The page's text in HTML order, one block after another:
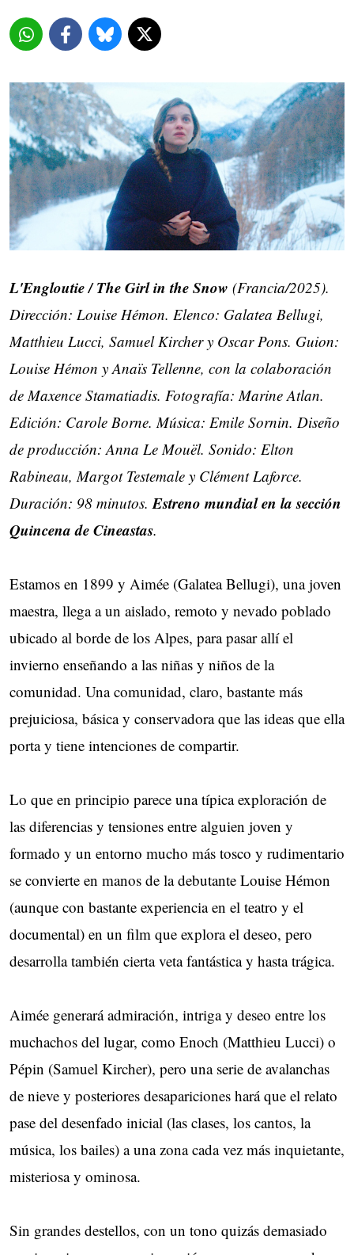
L'Engloutie / The Girl in the Snow (Francia/2025).
Dirección: Louise Hémon. Elenco: Galatea Bellugi,
Matthieu Lucci, Samuel Kircher y Oscar Pons. Guion:
Louise Hémon y Anaïs Tellenne, con la colaboración
de Maxence Stamatiadis. Fotografía: Marine Atlan.
Edición: Carole Borne. Música: Emile Sornin. Diseño
de producción: Anna Le Mouël. Sonido: Elton
Rabineau, Margot Testemale y Clément Laforce.
Duración: 98 minutos. Estreno mundial en la sección
Quincena de Cineastas.
Estamos en 1899 y Aimée (Galatea Bellugi), una joven
maestra, llega a un aislado, remoto y nevado poblado
ubicado al borde de los Alpes, para pasar allí el
invierno enseñando a las niñas y niños de la
comunidad. Una comunidad, claro, bastante más
prejuiciosa, básica y conservadora que las ideas que ella
porta y tiene intenciones de compartir.
Lo que en principio parece una típica exploración de
las diferencias y tensiones entre alguien joven y
formado y un entorno mucho más tosco y rudimentario
se convierte en manos de la debutante Louise Hémon
(aunque con bastante experiencia en el teatro y el
documental) en un film que explora el deseo, pero
desarrolla también cierta veta fantástica y hasta trágica.
Aimée generará admiración, intriga y deseo entre los
muchachos del lugar, como Enoch (Matthieu Lucci) o
Pépin (Samuel Kircher), pero una serie de avalanchas
de nieve y posteriores desapariciones hará que el relato
pase del desenfado inicial (las clases, los cantos, la
música, los bailes) a una zona cada vez más inquietante,
misteriosa y ominosa.
Sin grandes destellos, con un tono quizás demasiado